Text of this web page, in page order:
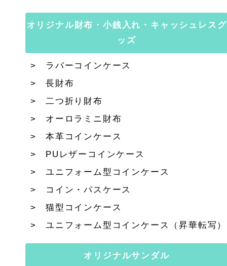
オリジナル財布・小銭入れ・キャッシュレスグ
ッズ
ラバーコインケース
長財布
二つ折り財布
オーロラミニ財布
本革コインケース
PUレザーコインケース
ユニフォーム型コインケース
コイン・パスケース
猫型コインケース
ユニフォーム型コインケース（昇華転写）
オリジナルサンダル